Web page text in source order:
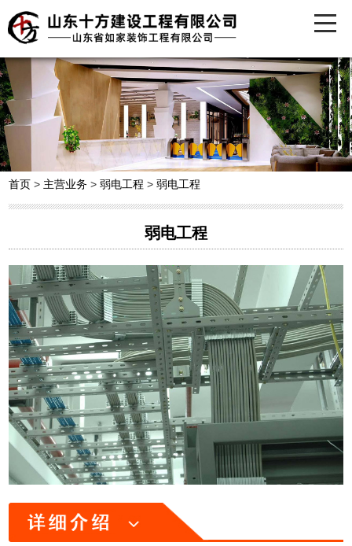
首页 > 主营业务 >弱电工程 >弱电工程
弱电工程